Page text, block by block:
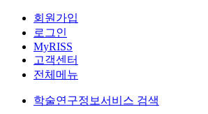
회원가입
로그인
MyRISS
고객센터
전체메뉴
학술연구정보서비스 검색